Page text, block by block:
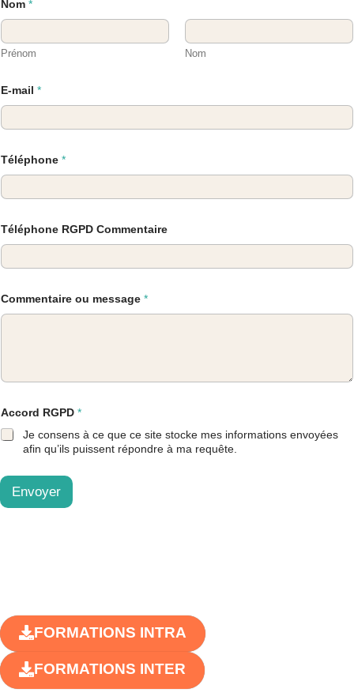
Nom *
Prénom Nom
E-mail *
Téléphone *
Téléphone RGPD Commentaire
Commentaire ou message *
Accord RGPD *
Je consens à ce que ce site stocke mes informations envoyées
afin qu’ils puissent répondre à ma requête.
Envoyer
FORMATIONS INTRA
FORMATIONS INTER